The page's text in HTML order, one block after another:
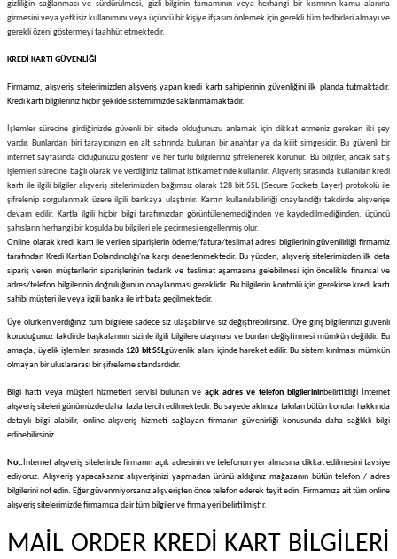
gizliliğin sağlanması ve sürdürülmesi, gizli bilginin tamamının veya herhangi bir kısmının kamu alanına
girmesini veya yetkisiz kullanımını veya üçüncü bir kişiye ifşasını önlemek için gerekli tüm tedbirleri almayı ve
gerekli özeni göstermeyi taahhüt etmektedir.
KREDİ KARTI GÜVENLİĞİ
Firmamız, alışveriş sitelerimizden alışveriş yapan kredi kartı sahiplerinin güvenliğini ilk planda tutmaktadır.
Kredi kartı bilgileriniz hiçbir şekilde sistemimizde saklanmamaktadır.
İşlemler sürecine girdiğinizde güvenli bir sitede olduğunuzu anlamak için dikkat etmeniz gereken iki şey
vardır. Bunlardan biri tarayıcınızın en alt satırında bulunan bir anahtar ya da kilit simgesidir. Bu güvenli bir
internet sayfasında olduğunuzu gösterir ve her türlü bilgileriniz şifrelenerek korunur. Bu bilgiler, ancak satış
işlemleri sürecine bağlı olarak ve verdiğiniz talimat istikametinde kullanılır. Alışveriş sırasında kullanılan kredi
kartı ile ilgili bilgiler alışveriş sitelerimizden bağımsız olarak 128 bit SSL (Secure Sockets Layer) protokolü ile
şifrelenip sorgulanmak üzere ilgili bankaya ulaştırılır. Kartın kullanılabilirliği onaylandığı takdirde alışverişe
devam edilir. Kartla ilgili hiçbir bilgi tarafımızdan görüntülenemediğinden ve kaydedilmediğinden, üçüncü
şahısların herhangi bir koşulda bu bilgileri ele geçirmesi engellenmiş olur.
Online olarak kredi kartı ile verilen siparişlerin ödeme/fatura/teslimat adresi bilgilerinin güvenilirliği firmamiz
tarafından Kredi Kartları Dolandırıcılığı'na karşı denetlenmektedir. Bu yüzden, alışveriş sitelerimizden ilk defa
sipariş veren müşterilerin siparişlerinin tedarik ve teslimat aşamasına gelebilmesi için öncelikle finansal ve
adres/telefon bilgilerinin doğruluğunun onaylanması gereklidir. Bu bilgilerin kontrolü için gerekirse kredi kartı
sahibi müşteri ile veya ilgili banka ile irtibata geçilmektedir.
Üye olurken verdiğiniz tüm bilgilere sadece siz ulaşabilir ve siz değiştirebilirsiniz. Üye giriş bilgilerinizi güvenli
koruduğunuz takdirde başkalarının sizinle ilgili bilgilere ulaşması ve bunları değiştirmesi mümkün değildir. Bu
amaçla, üyelik işlemleri sırasında 128 bit SSLgüvenlik alanı içinde hareket edilir. Bu sistem kırılması mümkün
olmayan bir uluslararası bir şifreleme standardıdır.
Bilgi hattı veya müşteri hizmetleri servisi bulunan ve açık adres ve telefon bilgilerininbelirtildiği İnternet
alışveriş siteleri günümüzde daha fazla tercih edilmektedir. Bu sayede aklınıza takılan bütün konular hakkında
detaylı bilgi alabilir, online alışveriş hizmeti sağlayan firmanın güvenirliği konusunda daha sağlıklı bilgi
edinebilirsiniz.
Not: İnternet alışveriş sitelerinde firmanın açık adresinin ve telefonun yer almasına dikkat edilmesini tavsiye
ediyoruz. Alışveriş yapacaksanız alışverişinizi yapmadan ürünü aldığınız mağazanın bütün telefon / adres
bilgilerini not edin. Eğer güvenmiyorsanız alışverişten önce telefon ederek teyit edin. Firmamıza ait tüm online
alışveriş sitelerimizde firmamıza dair tüm bilgiler ve firma yeri belirtilmiştir.
MAİL ORDER KREDİ KART BİLGİLERİ